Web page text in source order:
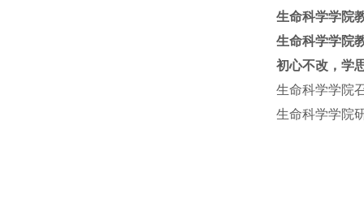
生命科学学院
生命科学学院
初心不改，学
生命科学学院
生命科学学院